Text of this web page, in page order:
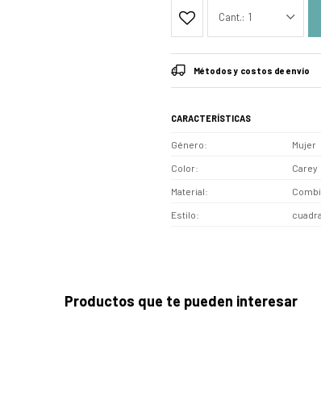
1
Métodos y costos de envío
CARACTERÍSTICAS
Género Mujer
Color Carey
Material
Estilo
Productos que te pueden interesar